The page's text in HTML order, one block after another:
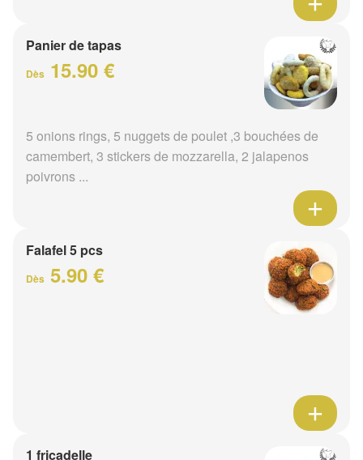
Panier de tapas
Dès 15.90 €
5 onions rings, 5 nuggets de poulet ,3 bouchées de
camembert, 3 stickers de mozzarella, 2 jalapenos
poivrons ...
Falafel 5 pcs
Dès 5.90 €
1 fricadelle